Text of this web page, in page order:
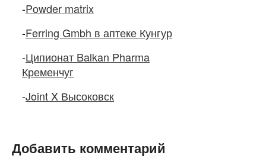
-Powder matrix
-Ferring Gmbh в аптеке Кунгур
-Ципионат Balkan Pharma
Кременчуг
-Joint X Высоковск
Добавить комментарий